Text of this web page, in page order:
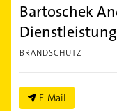
Bartoschek
BRANDSCHUTZ
E-Mail